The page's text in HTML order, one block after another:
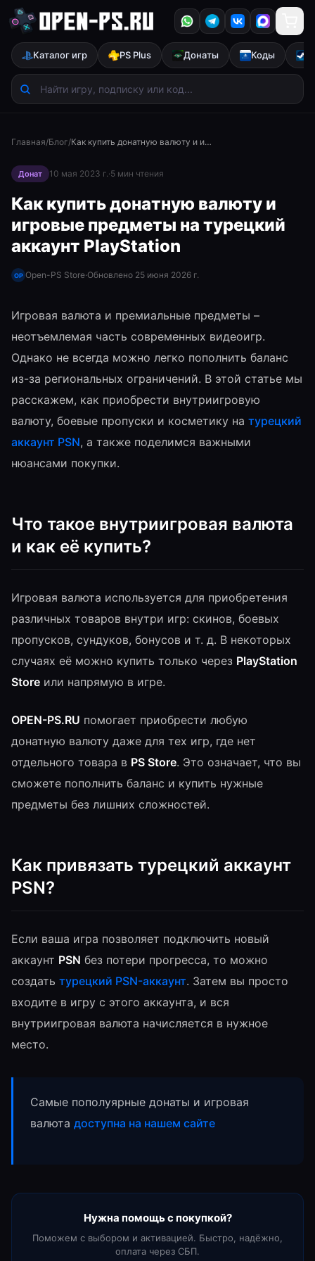
Каталог игр PS Plus Донаты Коды
Главная/Блог/ Как купить донатную валюту и игровые предметы на турецкий аккаунт PlayStation
Донат 10 мая 2023 г.·5 мин чтения
Как купить донатную валюту и
игровые предметы на турецкий
аккаунт PlayStation
OP Open-PS Store·Обновлено 25 июня 2026 г.
Игровая валюта и премиальные предметы –
неотъемлемая часть современных видеоигр.
Однако не всегда можно легко пополнить баланс
из-за региональных ограничений. В этой статье мы
расскажем, как приобрести внутриигровую
валюту, боевые пропуски и косметику на турецкий
аккаунт PSN, а также поделимся важными
нюансами покупки.
Что такое внутриигровая валюта
и как её купить?
Игровая валюта используется для приобретения
различных товаров внутри игр: скинов, боевых
пропусков, сундуков, бонусов и т. д. В некоторых
случаях её можно купить только через PlayStation
Store или напрямую в игре.
OPEN-PS.RU помогает приобрести любую
донатную валюту даже для тех игр, где нет
отдельного товара в PS Store. Это означает, что вы
сможете пополнить баланс и купить нужные
предметы без лишних сложностей.
Как привязать турецкий аккаунт
PSN?
Если ваша игра позволяет подключить новый
аккаунт PSN без потери прогресса, то можно
создать турецкий PSN-аккаунт. Затем вы просто
входите в игру с этого аккаунта, и вся
внутриигровая валюта начисляется в нужное
место.
Самые пополуярные донаты и игровая
валюта доступна на нашем сайте
Нужна помощь с покупкой?
Поможем с выбором и активацией. Быстро, надёжно,
оплата через СБП.